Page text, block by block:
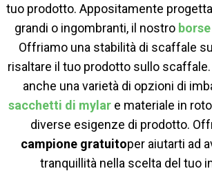
tuo prodotto. Appositamente
grandi o ingombranti, il nostro
Offriamo una stabilità di scaffale
risaltare il tuo prodotto sullo
anche una varietà di opzioni di
sacchetti di mylar e materiale in
diverse esigenze di prodotto.
campione gratuitoper aiutarti ad
tranquillità nella scelta del tuo